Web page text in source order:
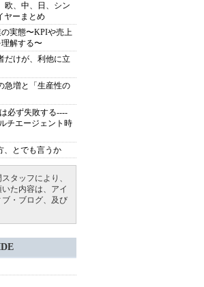
欧、中、日、シン
ヤーまとめ
実態〜KPIや売上
解する〜
だけが、利他に立
急増と「生産性の
必ず失敗する----
チエージェント時
、とでも言うか
タッフにより、
た内容は、アイ
・ブログ、及び